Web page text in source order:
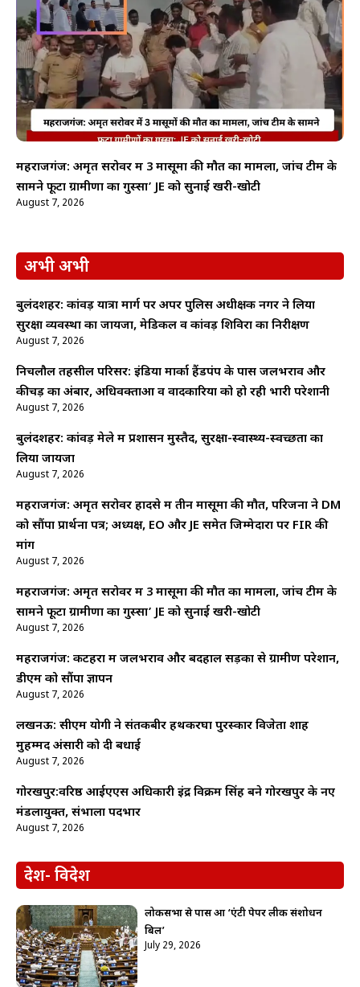
महराजगंज: अमृत सरोवर में 3 मासूमों की मौत का मामला, जांच टीम के
सामने फूटा ग्रामीणों का गुस्सा’ JE को सुनाई खरी-खोटी
August 7, 2026
अभी अभी
बुलंदशहर: कांवड़ यात्रा मार्ग पर अपर पुलिस अधीक्षक नगर ने लिया
सुरक्षा व्यवस्था का जायजा, मेडिकल व कांवड़ शिविरों का निरीक्षण
August 7, 2026
निचलौल तहसील परिसर: इंडिया मार्का हैंडपंप के पास जलभराव और
कीचड़ का अंबार, अधिवक्ताओं व वादकारियों को हो रही भारी परेशानी
August 7, 2026
बुलंदशहर: कांवड़ मेले में प्रशासन मुस्तैद, सुरक्षा-स्वास्थ्य-स्वच्छता का
लिया जायजा
August 7, 2026
महराजगंज: अमृत सरोवर हादसे में तीन मासूमों की मौत, परिजनों ने DM
को सौंपा प्रार्थना पत्र; अध्यक्ष, EO और JE समेत जिम्मेदारों पर FIR की
मांग
August 7, 2026
महराजगंज: अमृत सरोवर में 3 मासूमों की मौत का मामला, जांच टीम के
सामने फूटा ग्रामीणों का गुस्सा’ JE को सुनाई खरी-खोटी
August 7, 2026
महराजगंज: कटहरा में जलभराव और बदहाल सड़कों से ग्रामीण परेशान,
डीएम को सौंपा ज्ञापन
August 7, 2026
लखनऊ: सीएम योगी ने संतकबीर हथकरघा पुरस्कार विजेता शाह
मुहम्मद अंसारी को दी बधाई
August 7, 2026
गोरखपुर:वरिष्ठ आईएएस अधिकारी इंद्र विक्रम सिंह बने गोरखपुर के नए
मंडलायुक्त, संभाला पदभार
August 7, 2026
देश- विदेश
लोकसभा से पास हुआ ‘एंटी पेपर लीक संशोधन
बिल’
July 29, 2026